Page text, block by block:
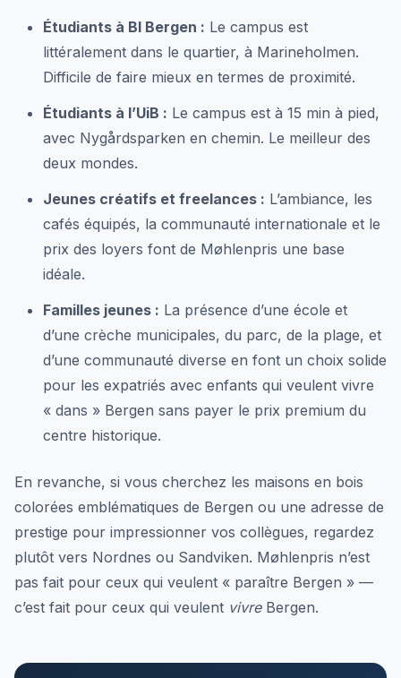
Étudiants à BI Bergen : Le campus est
littéralement dans le quartier, à Marineholmen.
Difficile de faire mieux en termes de proximité.
Étudiants à l’UiB : Le campus est à 15 min à pied,
avec Nygårdsparken en chemin. Le meilleur des
deux mondes.
Jeunes créatifs et freelances : L’ambiance, les
cafés équipés, la communauté internationale et le
prix des loyers font de Møhlenpris une base
idéale.
Familles jeunes : La présence d’une école et
d’une crèche municipales, du parc, de la plage, et
d’une communauté diverse en font un choix solide
pour les expatriés avec enfants qui veulent vivre
« dans » Bergen sans payer le prix premium du
centre historique.
En revanche, si vous cherchez les maisons en bois
colorées emblématiques de Bergen ou une adresse de
prestige pour impressionner vos collègues, regardez
plutôt vers Nordnes ou Sandviken. Møhlenpris n’est
pas fait pour ceux qui veulent « paraître Bergen » —
c’est fait pour ceux qui veulent vivreBergen.